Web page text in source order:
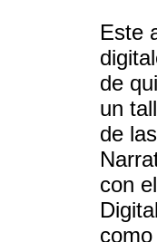
Este
de
un
de
con